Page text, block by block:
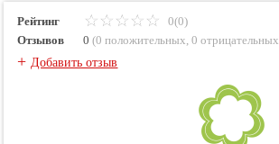
Рейтинг
0(0)
Отзывов
0 (0 положительных,0 отрицательных
+Добавить отзыв